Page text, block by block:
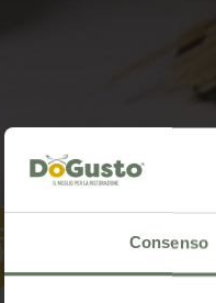
Consenso